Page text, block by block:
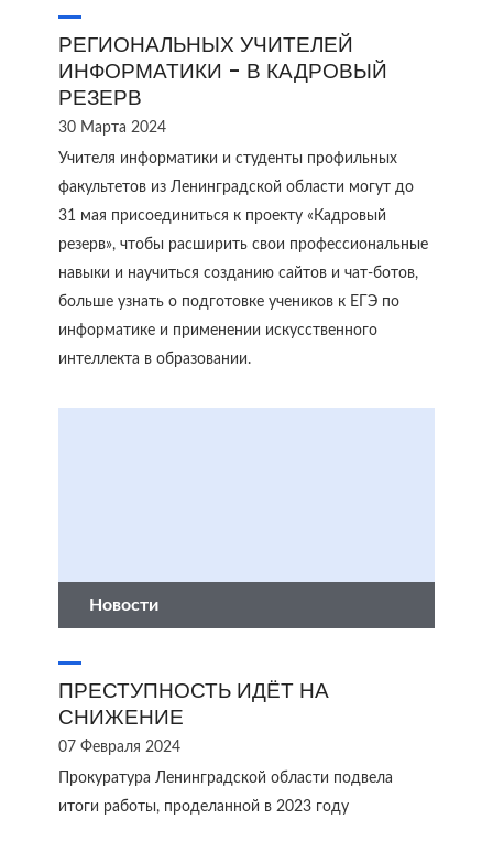
РЕГИОНАЛЬНЫХ УЧИТЕЛЕЙ
ИНФОРМАТИКИ - В КАДРОВЫЙ
РЕЗЕРВ
30 Марта 2024
Учителя информатики и студенты профильных
факультетов из Ленинградской области могут до
31 мая присоединиться к проекту «Кадровый
резерв», чтобы расширить свои профессиональные
навыки и научиться созданию сайтов и чат-ботов,
больше узнать о подготовке учеников к ЕГЭ по
информатике и применении искусственного
интеллекта в образовании.
Новости
ПРЕСТУПНОСТЬ ИДЁТ НА
СНИЖЕНИЕ
07 Февраля 2024
Прокуратура Ленинградской области подвела
итоги работы, проделанной в 2023 году